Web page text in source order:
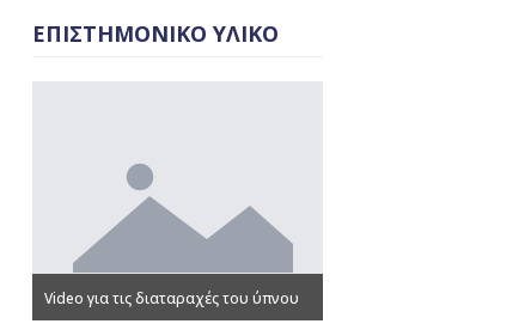
ΕΠΙΣΤΗΜΟΝΙΚΟ ΥΛΙΚΟ
Video για τις διαταραχές του ύπνου